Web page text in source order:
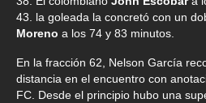
43. la goleada la concretó con un
Moreno a los 74 y 83 minutos.
En la fracción 62, Nelson García
distancia en el encuentro con
FC. Desde el principio hubo una